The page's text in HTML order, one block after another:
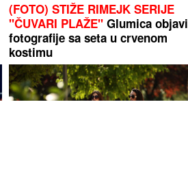
(FOTO) STIŽE RIMEJK SERIJE
"ČUVARI PLAŽE" Glumica
fotografije sa seta u crvenom
kostimu